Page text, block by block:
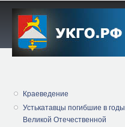
Краеведение
Устькатавцы погибшие в годы
Великой Отечественной